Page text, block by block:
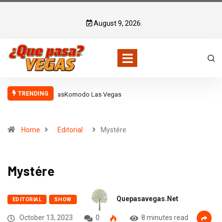
August 9, 2026
TRENDING Komodo Las Vegas
Home Editorial Mystére
Mystére
EDITORIAL SHOW Quepasavegas.net
October 13, 2023 0 8 minutes read